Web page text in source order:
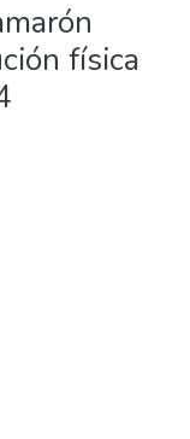
física